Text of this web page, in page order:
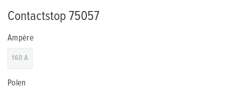
Contactstop 75057
Ampère
160 A
Polen